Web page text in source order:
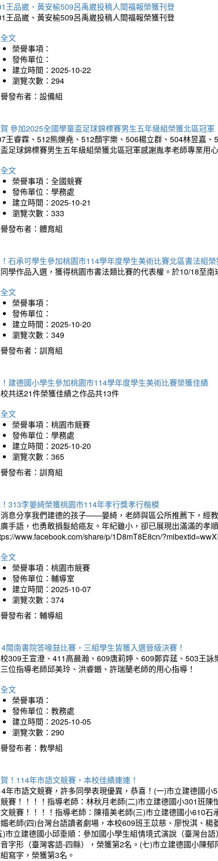
王品崴、黃安榆509呂禹崴投稿人間福報榮獲刊登
王品崴、黃安榆509呂禹崴投稿人間福報榮獲刊登
文
榮譽事項：
發佈單位：
建立時間：2025-10-22
瀏覽次數：294
發布者：設備組
參加2025全國學童盃足球錦標賽男生五年級組榮獲北區冠軍
王睿霖、512熊爍堯、512顏宇樂、506楊立群、504林昱嘉
足球錦標賽男生五年級組榮獲北區冠軍感謝胤孝老師專業用
文
榮譽事項：全國競賽
發佈單位：學務處
建立時間：2025-10-21
瀏覽次數：333
發布者：體育組
石承可學生參加桃園市114學年度學生美術比賽北區書法組
學作品入選，獲得桃園市書法類比賽的代表權。於10/18至
文
榮譽事項：
發佈單位：
建立時間：2025-10-20
瀏覽次數：349
發布者：訓育組
建德國小學生參加桃園市114學年度學生美術比賽榮獲佳績
共送21件榮獲佳績之作品共13件
文
榮譽事項：桃園市競賽
發佈單位：學務處
建立時間：2025-10-20
瀏覽次數：365
發布者：訓育組
313李晏綺榮獲桃園市114年孝行獎孝行楷模
息分享我們建德的孩子——晏綺，老師與區公所推薦下，經
手語，也勇敢捐髮給癌友。年紀雖小，卻已展現出滿滿的孝
www.facebook.com/share/p/1D8mT8E8cn/
文
榮譽事項：桃園市競賽
發佈單位：輔導室
建立時間：2025-10-07
瀏覽次數：374
發布者：輔導組
閩南書院答喙鼓比賽，三組學生皆獲入選晉級決賽！
309王宣澄、411高晨瀚、609唐莉婷、609鄭弈莛、503王
位指導老師邱美玲、洪睿鍲、許瑞蘭老師的用心指導！
文
榮譽事項：
發佈單位：教務處
建立時間：2025-10-05
瀏覽次數：290
發布者：教學組
！114年市語文競賽，本校佳績連連！
年市語文競賽，許多同學表現優異，恭喜！(一)市立建德國
賽！！！！指導老師：林秋月老師(二)市立建德國小301班
競賽！！！！指導老師：陳禧美老師(三)市立建德國小610
老師(四)台灣台語讀者劇場，本校609班王苡慈、廖悅淇、
)市立建德國小邱垂順：參加國小學生組情境式演說（臺灣台
字形（臺灣客語-四縣），榮獲第2名。(七)市立建德國小陳
寫字，榮獲第3名。